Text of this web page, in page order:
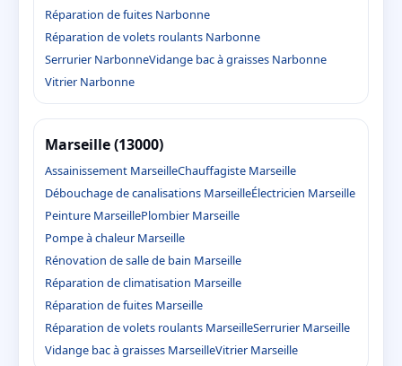
Réparation de fuites Narbonne
Réparation de volets roulants Narbonne
Serrurier NarbonneVidange bac à graisses Narbonne
Vitrier Narbonne
Marseille (13000)
Assainissement MarseilleChauffagiste Marseille
Débouchage de canalisations MarseilleÉlectricien Marseille
Peinture MarseillePlombier Marseille
Pompe à chaleur Marseille
Rénovation de salle de bain Marseille
Réparation de climatisation Marseille
Réparation de fuites Marseille
Réparation de volets roulants MarseilleSerrurier Marseille
Vidange bac à graisses MarseilleVitrier Marseille